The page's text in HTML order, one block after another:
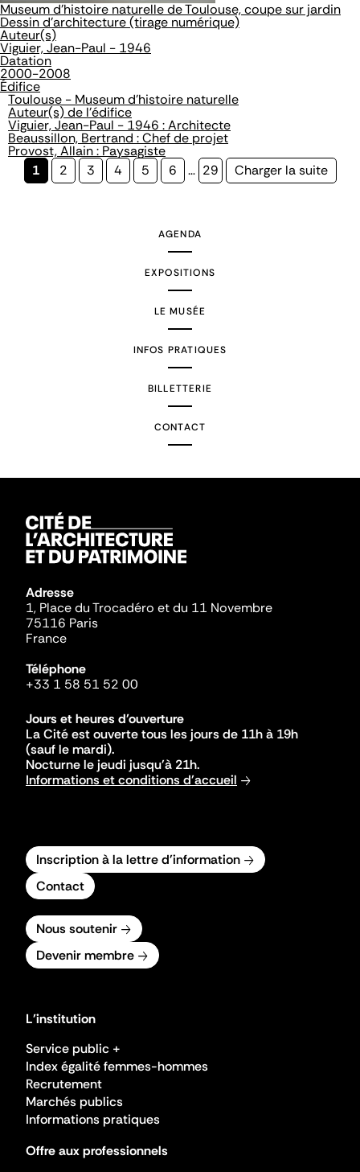
Museum d'histoire naturelle de Toulouse, coupe sur jardin
Dessin d'architecture (tirage numérique)
Auteur(s)
Viguier, Jean-Paul - 1946
Datation
2000-2008
Édifice
Toulouse - Museum d'histoire naturelle
Auteur(s) de l'édifice
Viguier, Jean-Paul - 1946 : Architecte
Beaussillon, Bertrand : Chef de projet
Provost, Allain : Paysagiste
Page
1 Page
2 Page
3 Page
4 Page
5 Page
6 … Page
29
Page
Charger la suite
AGENDA
EXPOSITIONS
LE MUSÉE
INFOS PRATIQUES
BILLETTERIE
CONTACT
Adresse
1, Place du Trocadéro et du 11 Novembre
75116 Paris
France
Téléphone
+33 1 58 51 52 00
Jours et heures d'ouverture
La Cité est ouverte tous les jours de 11h à 19h
(sauf le mardi).
Nocturne le jeudi jusqu'à 21h.
Informations et conditions d'accueil
Inscription à la lettre d'information
Contact
Nous soutenir
Devenir membre
L'institution
Service public +
Index égalité femmes-hommes
Recrutement
Marchés publics
Informations pratiques
Offre aux professionnels